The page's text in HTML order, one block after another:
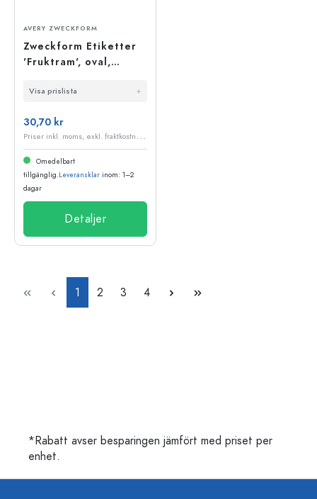
AVERY ZWECKFORM
Zweckform Etiketter
'Fruktram', oval,
Visa prislista
30,70 kr
P
riser inkl. moms, exkl. fraktkostnader
Omedelbart
tillgänglig.Leveransklar inom: 1–2
dagar
Detaljer
Sida
1 Sida
2 Sida
3 Sida
4
*Rabatt avser besparingen jämfört med priset per
enhet.